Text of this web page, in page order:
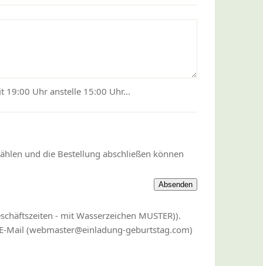
19:00 Uhr anstelle 15:00 Uhr...
und die Bestellung abschließen können
- mit Wasserzeichen MUSTER)).
Mail (webmaster@einladung-geburtstag.com)